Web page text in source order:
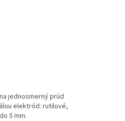
jednosmerný prúd
elektród: rutilové,
5 mm.